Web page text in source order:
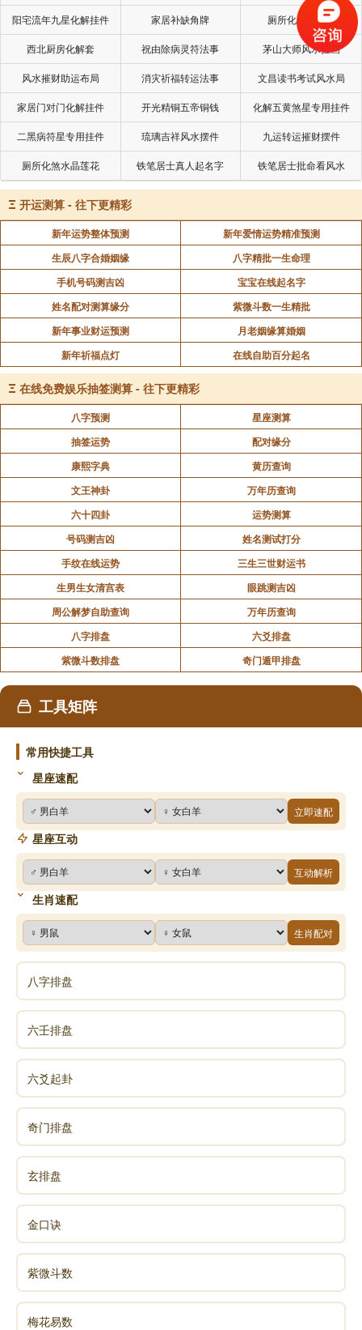
阳宅流年九星化解挂件 家居补缺角牌 厕所化秽气煞套
西北厨房化解套 祝由除病灵符法事 茅山大师风水挂画
风水摧财助运布局 消灾祈福转运法事 文昌读书考试风水局
家居门对门化解挂件 开光精铜五帝铜钱 化解五黄煞星专用挂件
二黑病符星专用挂件 琉璃吉祥风水摆件 九运转运摧财摆件
厕所化煞水晶莲花 铁笔居士真人起名字 铁笔居士批命看风水
Ξ 开运测算 - 往下更精彩
新年运势整体预测
新年爱情运势精准预测
生辰八字合婚姻缘
八字精批一生命理
手机号码测吉凶
宝宝在线起名字
姓名配对测算缘分
紫微斗数一生精批
新年事业财运预测
月老姻缘算婚姻
新年祈福点灯
在线自助百分起名
Ξ 在线免费娱乐抽签测算 - 往下更精彩
八字预测
星座测算
抽签运势
配对缘分
康熙字典
黄历查询
文王神卦
万年历查询
六十四卦
运势测算
号码测吉凶
姓名测试打分
手纹在线运势
三生三世财运书
生男生女清宫表
眼跳测吉凶
周公解梦自助查询
万年历查询
八字排盘
六爻排盘
紫微斗数排盘
奇门遁甲排盘
工具矩阵
常用快捷工具
星座速配
立即速配
星座互动
互动解析
生肖速配
生肖配对
八字排盘
六壬排盘
六爻起卦
奇门排盘
玄排盘
金口诀
紫微斗数
梅花易数